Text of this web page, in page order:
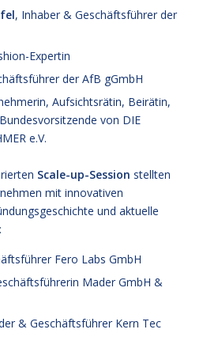
, Inhaber & Geschäftsführer der
Expertin
der AfB gGmbH
Aufsichtsrätin, Beirätin,
von DIE
e.V.
Scale-up-Session stellten
mit innovativen
und aktuelle
Fero Labs GmbH
Mader GmbH &
& Geschäftsführer Kern Tec